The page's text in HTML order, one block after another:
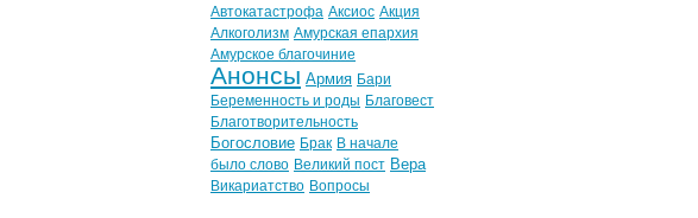
Автокатастрофа Аксиос Акция
Алкоголизм Амурская епархия
Амурское благочиние
Анонсы Армия Бари
Беременность и роды Благовест
Благотворительность
Богословие Брак В начале
было слово Великий пост Вера
Викариатство Вопросы